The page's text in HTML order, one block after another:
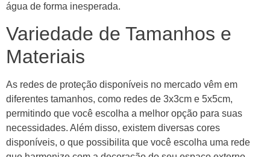
água de forma inesperada.
Variedade de Tamanhos e
Materiais
As redes de proteção disponíveis no mercado vêm em
diferentes tamanhos, como redes de 3x3cm e 5x5cm,
permitindo que você escolha a melhor opção para suas
necessidades. Além disso, existem diversas cores
disponíveis, o que possibilita que você escolha uma rede